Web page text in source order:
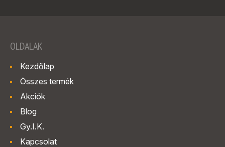
OLDALAK
Kezdőlap
Összes termék
Akciók
Blog
Gy.I.K.
Kapcsolat